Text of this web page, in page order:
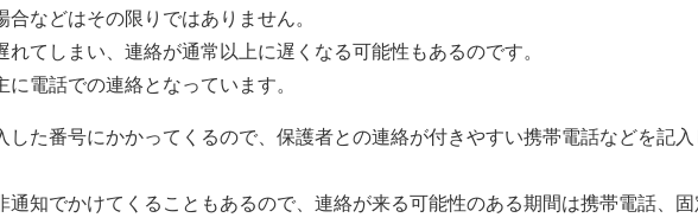
合などはその限りではありません。
てしまい、連絡が通常以上に遅くなる可能性もあるのです。
に電話での連絡となっています。
した番号にかかってくるので、保護者との連絡が付きやすい携帯電話などを記
通知でかけてくることもあるので、連絡が来る可能性のある期間は携帯電話、固